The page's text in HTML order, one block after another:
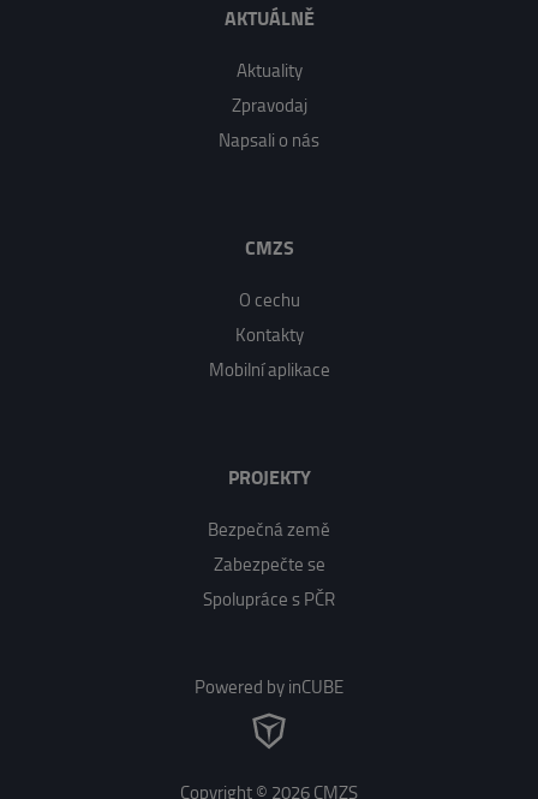
AKTUÁLNĚ
Aktuality
Zpravodaj
Napsali o nás
CMZS
O cechu
Kontakty
Mobilní aplikace
PROJEKTY
Bezpečná země
Zabezpečte se
Spolupráce s PČR
Copyright © 2026 CMZS
Powered by inCUBE